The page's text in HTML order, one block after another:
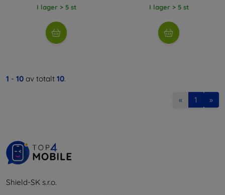
I lager > 5 st I lager > 5 st
1 - 10 av totalt 10.
« 1 »
Shield-SK s.r.o.